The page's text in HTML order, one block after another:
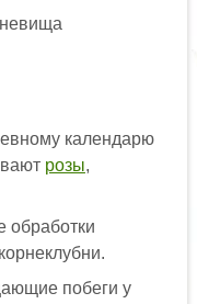
календарю
розы,
обработки
побеги у